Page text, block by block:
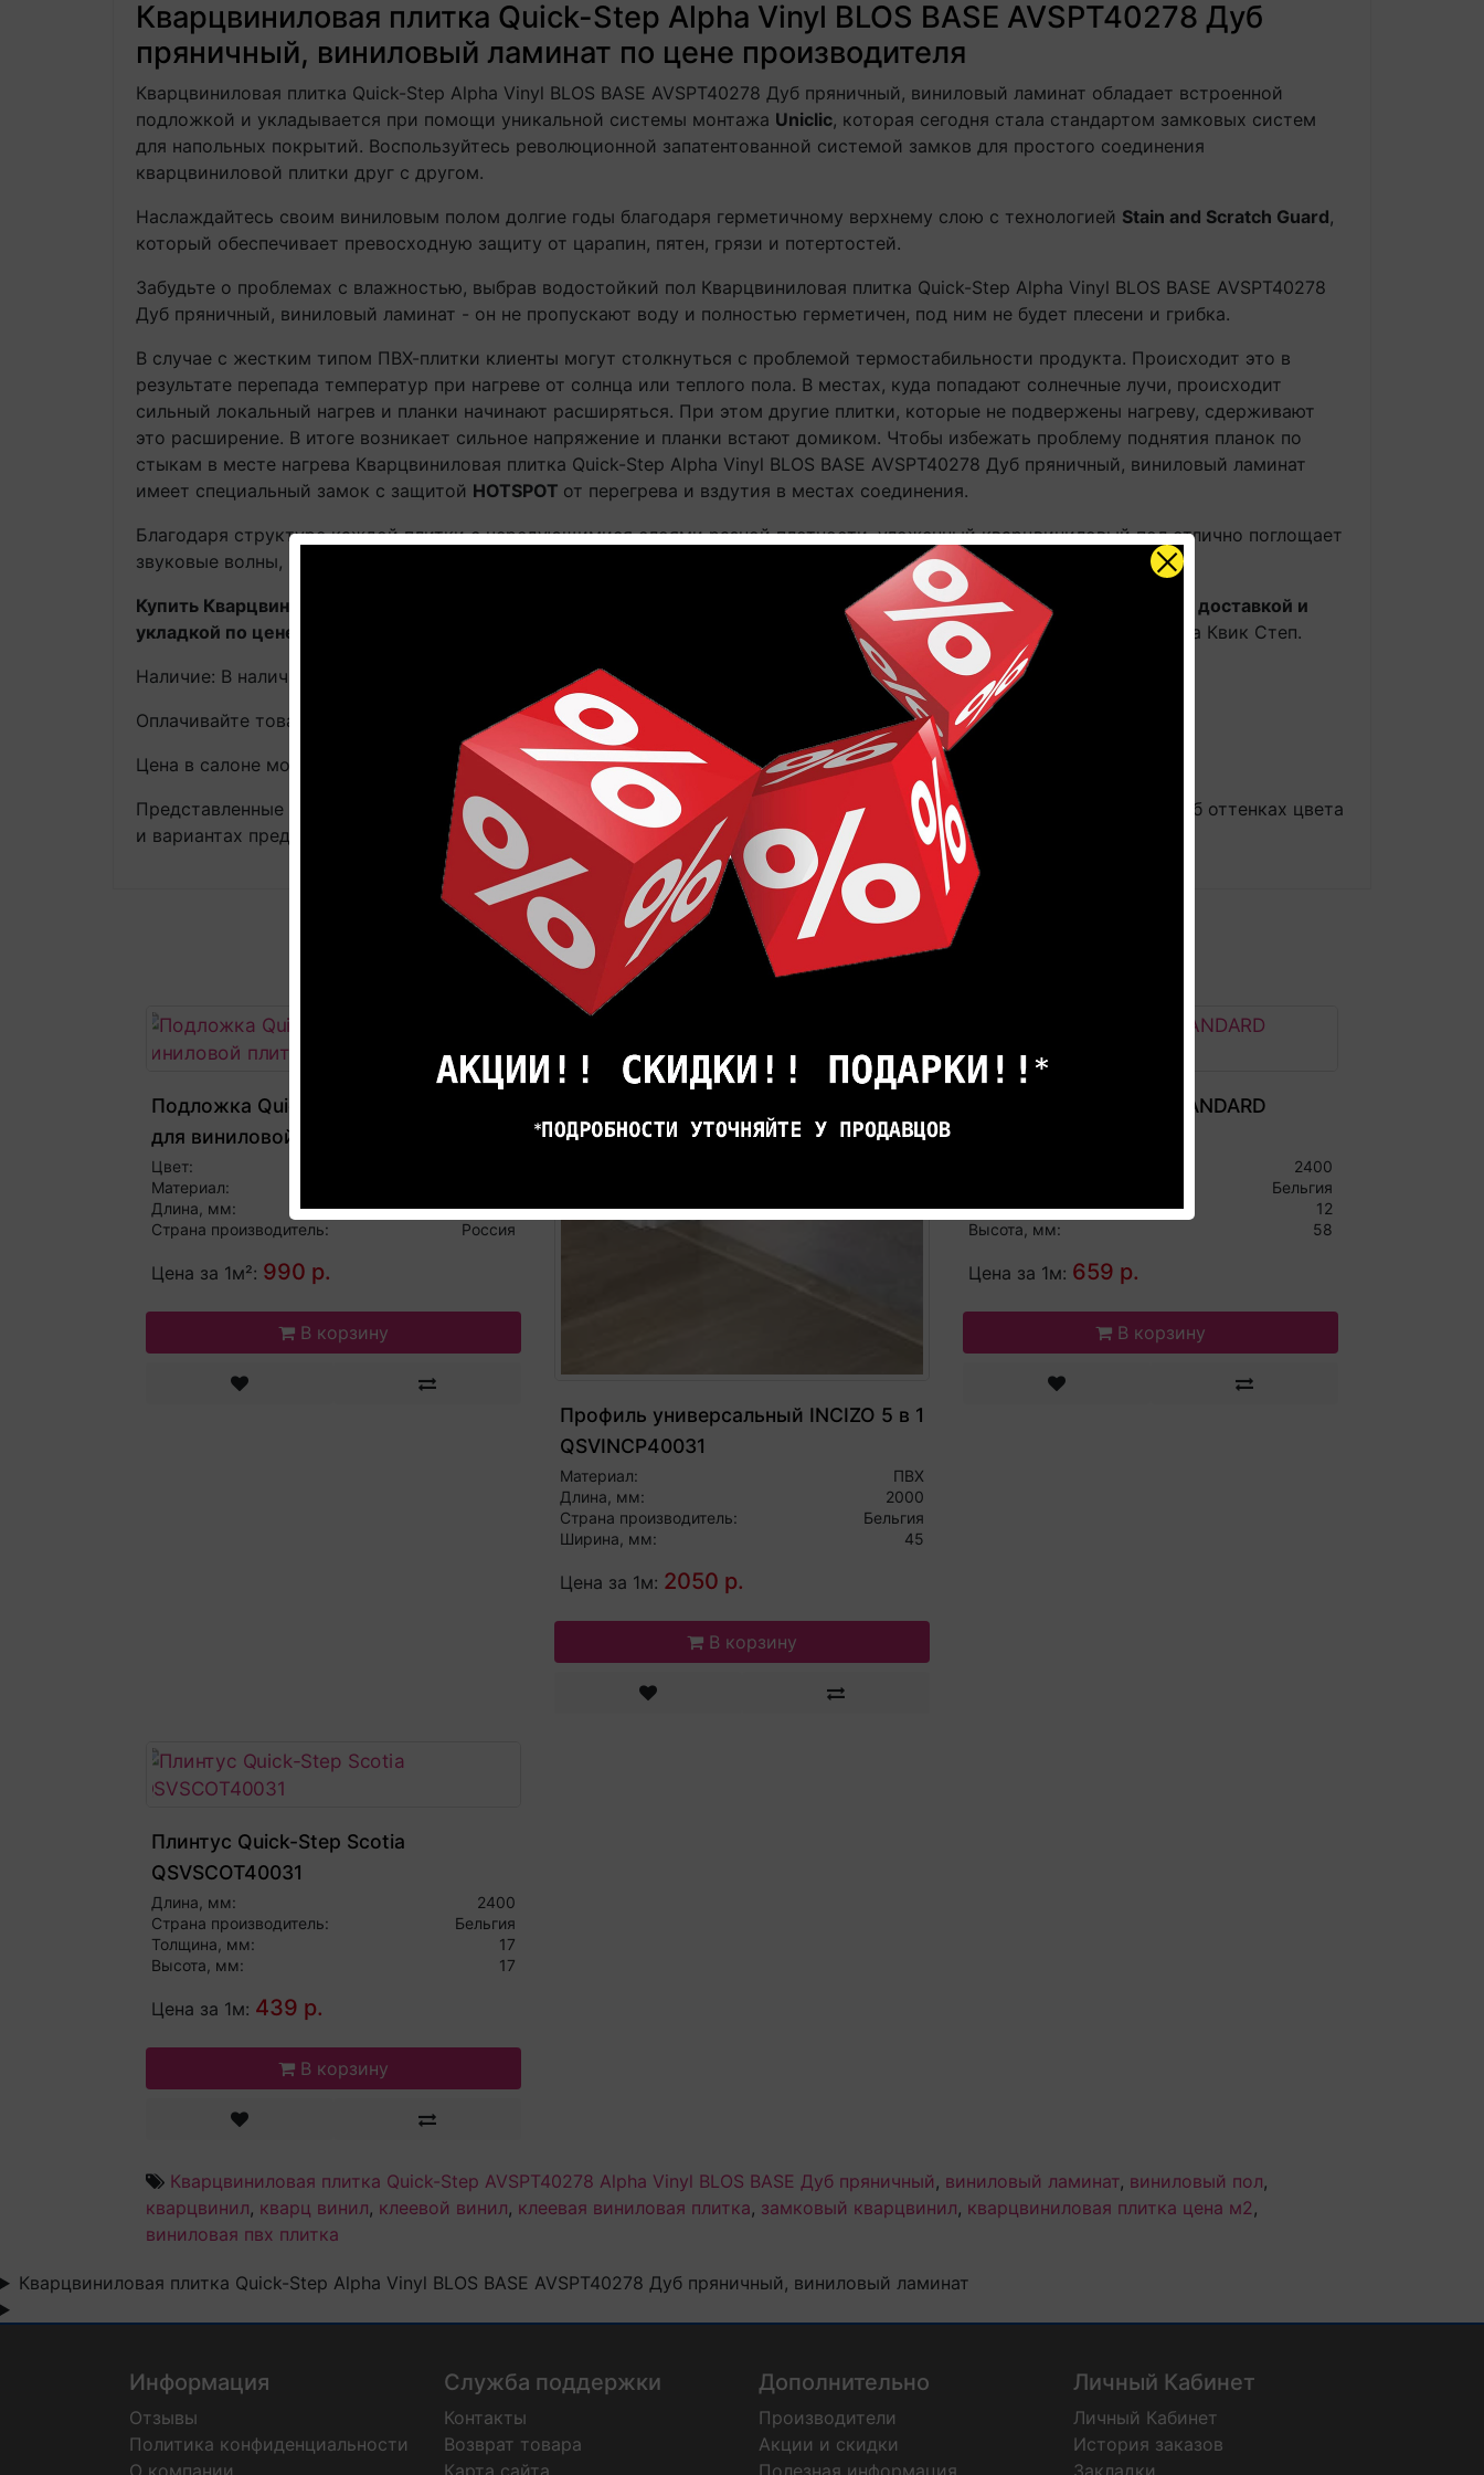
Кварцвиниловая плитка Quick-Step Alpha Vinyl BLOS BASE AVSPT40278 Дуб
пряничный, виниловый ламинат по цене производителя
Кварцвиниловая плитка Quick-Step Alpha Vinyl BLOS BASE AVSPT40278 Дуб пряничный, виниловый ламинат обладает встроенной
подложкой и укладывается при помощи уникальной системы монтажа Uniclic, которая сегодня стала стандартом замковых систем
для напольных покрытий. Воспользуйтесь революционной запатентованной системой замков для простого соединения
кварцвиниловой плитки друг с другом.
Наслаждайтесь своим виниловым полом долгие годы благодаря герметичному верхнему слою с технологией Stain and Scratch Guard,
который обеспечивает превосходную защиту от царапин, пятен, грязи и потертостей.
Забудьте о проблемах с влажностью, выбрав водостойкий пол Кварцвиниловая плитка Quick-Step Alpha Vinyl BLOS BASE AVSPT40278
Дуб пряничный, виниловый ламинат - он не пропускают воду и полностью герметичен, под ним не будет плесени и грибка.
В случае с жестким типом ПВХ-плитки клиенты могут столкнуться с проблемой термостабильности продукта. Происходит это в
результате перепада температур при нагреве от солнца или теплого пола. В местах, куда попадают солнечные лучи, происходит
сильный локальный нагрев и планки начинают расширяться. При этом другие плитки, которые не подвержены нагреву, сдерживают
это расширение. В итоге возникает сильное напряжение и планки встают домиком. Чтобы избежать проблему поднятия планок по
стыкам в месте нагрева Кварцвиниловая плитка Quick-Step Alpha Vinyl BLOS BASE AVSPT40278 Дуб пряничный, виниловый ламинат
имеет специальный замок с защитой HOTSPOT от перегрева и вздутия в местах соединения.
Благодаря структуре каждой плитки с чередующимися слоями разной плотности, уложенный кварцвиниловый пол отлично поглощает
звуковые волны, шаги и звуки падающих на него предметов.
Купить Кварцвиниловая плитка Quick-Step Alpha Vinyl BLOS BASE AVSPT40278 Дуб пряничный, виниловый ламинат с доставкой и
укладкой по цене производителя
вы всегда сможете Online в этом каталоге или в нашем салоне официального дилера Квик Степ.
Наличие: В наличии на главном складе, срок поставки 1-3 рабочих дня.
Оплачивайте товар онлайн. Так будет дешевле!
Цена в салоне может быть отличной от указанной здесь.
Представленные на фотографиях цвета товара могут не совпадают с реальными, а лишь дают общее представление об оттенках цвета
и вариантах предлагаемых текстур.
РЕКОМЕНДУЕМЫЕ ТОВАРЫ
Подложка Quick-Step Transit 1,2мм
для виниловой плитки
Цвет:
Материал:
Длина, мм:
15000
Страна производитель:
Россия
Цена за 1м²: 990 р.
В корзину
Профиль универсальный INCIZO 5 в 1
QSVINCP40031
Материал:
ПВХ
Длина, мм:
2000
Страна производитель:
Бельгия
Ширина, мм:
45
Цена за 1м: 2050 р.
В корзину
Плинтус Quick-Step STANDARD
2400
Бельгия
Толщина, мм:
12
Высота, мм:
58
Цена за 1м: 659 р.
В корзину
Плинтус Quick-Step Scotia
QSVSCOT40031
Длина, мм:
2400
Страна производитель:
Бельгия
Толщина, мм:
17
Высота, мм:
17
Цена за 1м: 439 р.
В корзину
Кварцвиниловая плитка Quick-Step AVSPT40278 Alpha Vinyl BLOS BASE Дуб пряничный, виниловый ламинат, виниловый пол,
кварцвинил, кварц винил, клеевой винил, клеевая виниловая плитка, замковый кварцвинил, кварцвиниловая плитка цена м2,
виниловая пвх плитка
Кварцвиниловая плитка Quick-Step Alpha Vinyl BLOS BASE AVSPT40278 Дуб пряничный, виниловый ламинат
Информация
Отзывы
Политика конфиденциальности
О компании
Служба поддержки
Контакты
Возврат товара
Карта сайта
Дополнительно
Производители
Акции и скидки
Полезная информация
Личный Кабинет
Личный Кабинет
История заказов
Закладки